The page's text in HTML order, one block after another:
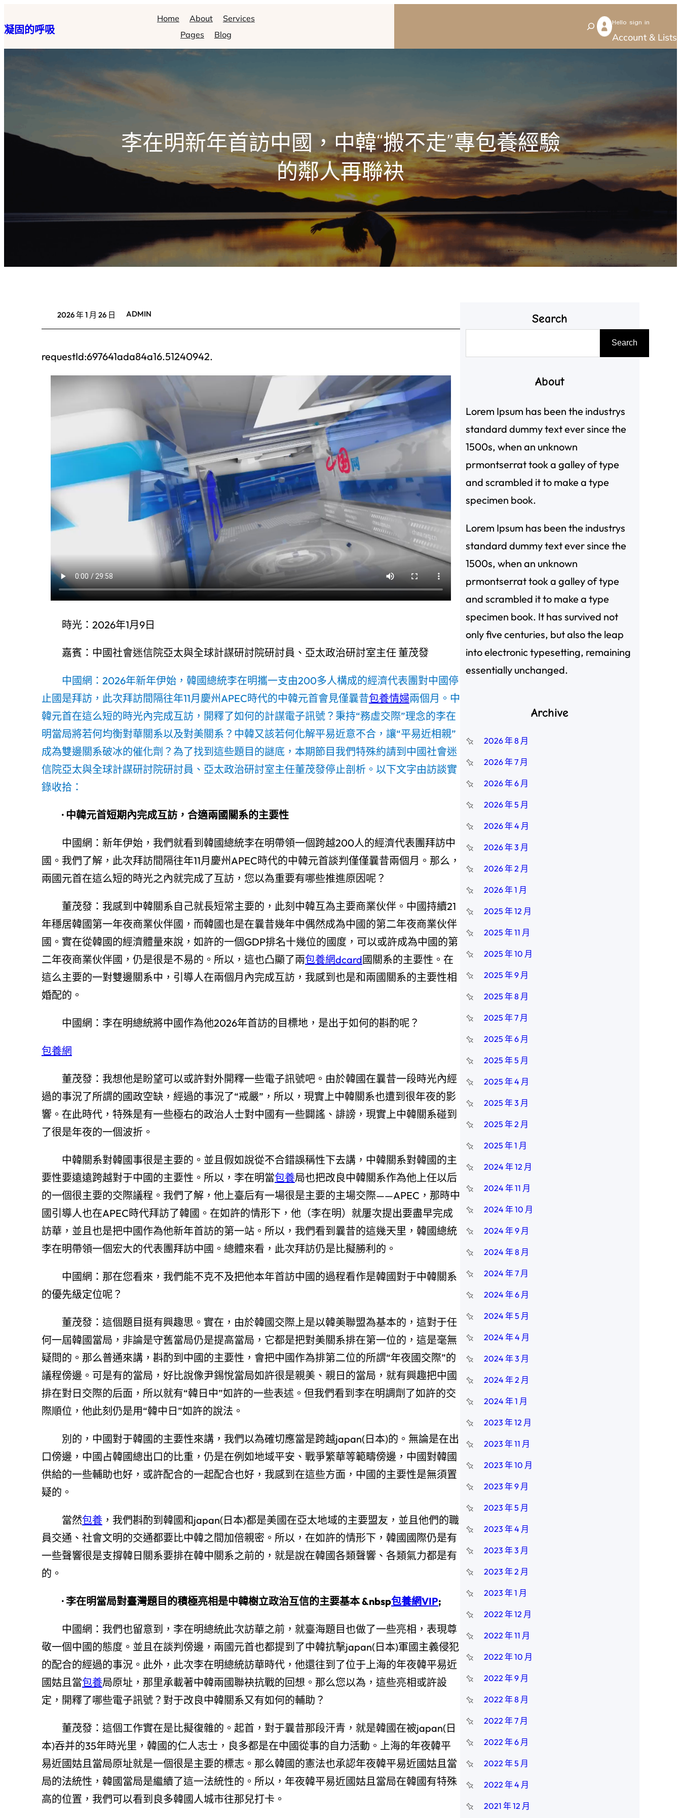
至
主
凝固的呼吸
Home About
Services
Pages
Blog
S
e
Hello sign in
Account & Lists
李在明新年首訪中國，中韓“搬不走”專包養經驗
的鄰人再聯袂
2026 年 1 月 26 日 ADMIN
requestId:697641ada84a16.51240942.
時光：2026年1月9日
嘉賓：中國社會迷信院亞太與全球計謀研討院研討員、亞太政治研討室主任 董茂發
中國網：2026年新年伊始，韓國總統李在明攜一支由200多人構成的經濟代表團對中國停
止國是拜訪，此次拜訪間隔往年11月慶州APEC時代的中韓元首會見僅曩昔包養情婦兩個月。中
韓元首在這么短的時光內完成互訪，開釋了如何的計謀電子訊號？秉持“務虛交際”理念的李在
明當局將若何均衡對華關系以及對美關系？中韓又該若何化解平易近意不合，讓“平易近相親”
成為雙邊關系破冰的催化劑？為了找到這些題目的謎底，本期節目我們特殊約請到中國社會迷
信院亞太與全球計謀研討院研討員、亞太政治研討室主任董茂發停止剖析。以下文字由訪談實
錄收拾：
· 中韓元首短期內完成互訪，合適兩國關系的主要性
中國網：新年伊始，我們就看到韓國總統李在明帶領一個跨越200人的經濟代表團拜訪中
國。我們了解，此次拜訪間隔往年11月慶州APEC時代的中韓元首談判僅僅曩昔兩個月。那么，
兩國元首在這么短的時光之內就完成了互訪，您以為重要有哪些推進原因呢？
董茂發：我感到中韓關系自己就長短常主要的，此刻中韓互為主要商業伙伴。中國持續21
年穩居韓國第一年夜商業伙伴國，而韓國也是在曩昔幾年中偶然成為中國的第二年夜商業伙伴
國。實在從韓國的經濟體量來說，如許的一個GDP排名十幾位的國度，可以或許成為中國的第
二年夜商業伙伴國，仍是很是不易的。所以，這也凸顯了兩包養網dcard國關系的主要性。在
這么主要的一對雙邊關系中，引導人在兩個月內完成互訪，我感到也是和兩國關系的主要性相
婚配的。
中國網：李在明總統將中國作為他2026年首訪的目標地，是出于如何的斟酌呢？
包養網
董茂發：我想他是盼望可以或許對外開釋一些電子訊號吧。由於韓國在曩昔一段時光內經
過的事況了所謂的國政空缺，經過的事況了“戒嚴”，所以，現實上中韓關系也遭到很年夜的影
響。在此時代，特殊是有一些極右的政治人士對中國有一些闢謠、誹謗，現實上中韓關系碰到
了很是年夜的一個波折。
中韓關系對韓國事很是主要的。並且假如說從不合錯誤稱性下去講，中韓關系對韓國的主
要性要遠遠跨越對于中國的主要性。所以，李在明當包養局也把改良中韓關系作為他上任以后
的一個很主要的交際議程。我們了解，他上臺后有一場很是主要的主場交際——APEC，那時中
國引導人也在APEC時代拜訪了韓國。在如許的情形下，他（李在明）就屢次提出要盡早完成
訪華，並且也是把中國作為他新年首訪的第一站。所以，我們看到曩昔的這幾天里，韓國總統
李在明帶領一個宏大的代表團拜訪中國。總體來看，此次拜訪仍是比擬勝利的。
中國網：那在您看來，我們能不克不及把他本年首訪中國的過程看作是韓國對于中韓關系
的優先級定位呢？
董茂發：這個題目挺有興趣思。實在，由於韓國交際上是以韓美聯盟為基本的，這對于任
何一屆韓國當局，非論是守舊當局仍是提高當局，它都是把對美關系排在第一位的，這是毫無
疑問的。那么普通來講，斟酌到中國的主要性，會把中國作為排第二位的所謂“年夜國交際”的
議程傍邊。可是有的當局，好比說像尹錫悅當局如許很是親美、親日的當局，就有興趣把中國
排在對日交際的后面，所以就有“韓日中”如許的一些表述。但我們看到李在明調劑了如許的交
際順位，他此刻仍是用“韓中日”如許的說法。
別的，中國對于韓國的主要性來講，我們以為確切應當是跨越japan(日本)的。無論是在出
口傍邊，中國占韓國總出口的比重，仍是在例如地域平安、戰爭繁華等範疇傍邊，中國對韓國
供給的一些輔助也好，或許配合的一起配合也好，我感到在這些方面，中國的主要性是無須置
疑的。
當然包養，我們斟酌到韓國和japan(日本)都是美國在亞太地域的主要盟友，並且他們的職
員交通、社會文明的交通都要比中韓之間加倍親密。所以，在如許的情形下，韓國國際仍是有
一些聲響很是支撐韓日關系要排在韓中關系之前的，就是說在韓國各類聲響、各類氣力都是有
的。
· 李在明當局對臺灣題目的積極亮相是中韓樹立政治互信的主要基本 &nbsp包養網VIP;
中國網：我們也留意到，李在明總統此次訪華之前，就臺海題目也做了一些亮相，表現尊
敬一個中國的態度。並且在談判傍邊，兩國元首也都提到了中韓抗擊japan(日本)軍國主義侵犯
的配合的經過的事況。此外，此次李在明總統訪華時代，他還往到了位于上海的年夜韓平易近
國姑且當包養局原址，那里承載著中韓兩國聯袂抗戰的回想。那么您以為，這些亮相或許設
定，開釋了哪些電子訊號？對于改良中韓關系又有如何的輔助？
董茂發：這個工作實在是比擬復雜的。起首，對于曩昔那段汗青，就是韓國在被japan(日
本)吞并的35年時光里，韓國的仁人志士，良多都是在中國從事的自力活動。上海的年夜韓平
易近國姑且當局原址就是一個很是主要的標志。那么韓國的憲法也承認年夜韓平易近國姑且當
局的法統性，韓國當局是繼續了這一法統性的。所以，年夜韓平易近國姑且當局在韓國有特殊
高的位置，我們可以看到良多韓國人城市往那兒打卡。
Search
尋
Search
About
Lorem Ipsum has been the industrys
standard dummy text ever since the
1500s, when an unknown
prmontserrat took a galley of type
and scrambled it to make a type
specimen book.
Lorem Ipsum has been the industrys
standard dummy text ever since the
1500s, when an unknown
prmontserrat took a galley of type
and scrambled it to make a type
specimen book. It has survived not
only five centuries, but also the leap
into electronic typesetting, remaining
essentially unchanged.
Archive
2026 年 8 月
2026 年 7 月
2026 年 6 月
2026 年 5 月
2026 年 4 月
2026 年 3 月
2026 年 2 月
2026 年 1 月
2025 年 12 月
2025 年 11 月
2025 年 10 月
2025 年 9 月
2025 年 8 月
2025 年 7 月
2025 年 6 月
2025 年 5 月
2025 年 4 月
2025 年 3 月
2025 年 2 月
2025 年 1 月
2024 年 12 月
2024 年 11 月
2024 年 10 月
2024 年 9 月
2024 年 8 月
2024 年 7 月
2024 年 6 月
2024 年 5 月
2024 年 4 月
2024 年 3 月
2024 年 2 月
2024 年 1 月
2023 年 12 月
2023 年 11 月
2023 年 10 月
2023 年 9 月
2023 年 5 月
2023 年 4 月
2023 年 3 月
2023 年 2 月
2023 年 1 月
2022 年 12 月
2022 年 11 月
2022 年 10 月
2022 年 9 月
2022 年 8 月
2022 年 7 月
2022 年 6 月
2022 年 5 月
2022 年 4 月
2021 年 12 月